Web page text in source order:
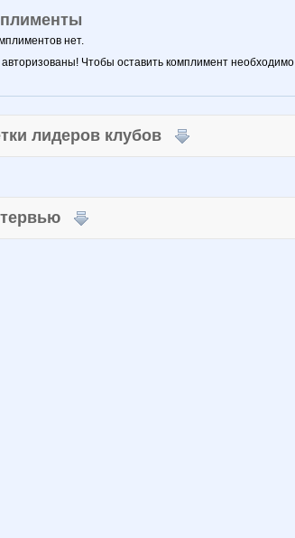
нет.
Чтобы оставить комплимент необходимо
лидеров клубов